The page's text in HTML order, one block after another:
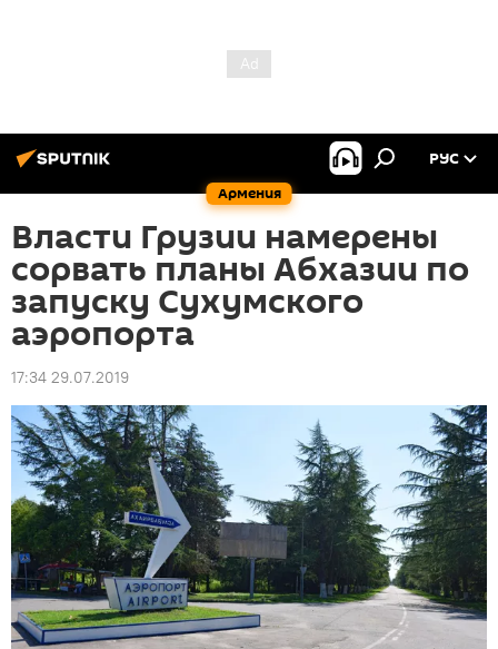
Армения
РУС
Власти Грузии намерены
сорвать планы Абхазии по
запуску Сухумского
аэропорта
17:34 29.07.2019